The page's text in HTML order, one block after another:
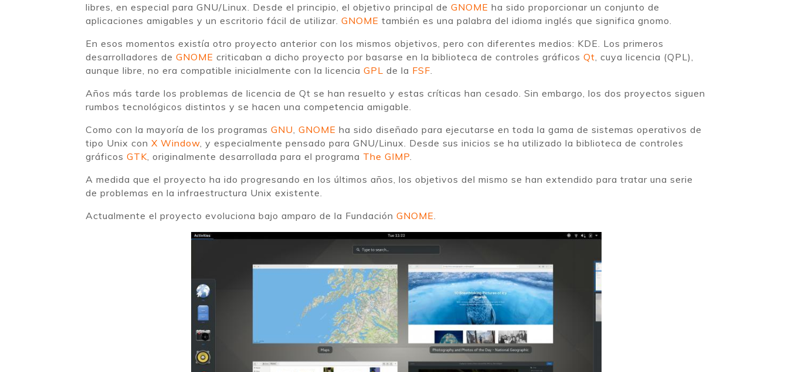
libres, en especial para GNU/Linux. Desde el principio, el objetivo principal de GNOME ha sido proporcionar un conjunto de
aplicaciones amigables y un escritorio fácil de utilizar. GNOME también es una palabra del idioma inglés que significa gnomo.
En esos momentos existía otro proyecto anterior con los mismos objetivos, pero con diferentes medios: KDE. Los primeros
desarrolladores de GNOME criticaban a dicho proyecto por basarse en la biblioteca de controles gráficos Qt, cuya licencia (QPL),
aunque libre, no era compatible inicialmente con la licencia GPL de la FSF.
Años más tarde los problemas de licencia de Qt se han resuelto y estas críticas han cesado. Sin embargo, los dos proyectos siguen
rumbos tecnológicos distintos y se hacen una competencia amigable.
Como con la mayoría de los programas GNU, GNOME ha sido diseñado para ejecutarse en toda la gama de sistemas operativos de
tipo Unix con X Window, y especialmente pensado para GNU/Linux. Desde sus inicios se ha utilizado la biblioteca de controles
gráficos GTK, originalmente desarrollada para el programa The GIMP.
A medida que el proyecto ha ido progresando en los últimos años, los objetivos del mismo se han extendido para tratar una serie
de problemas en la infraestructura Unix existente.
Actualmente el proyecto evoluciona bajo amparo de la Fundación GNOME.